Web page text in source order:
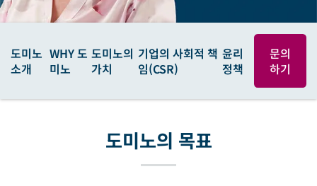
도미노
소개
WHY 도
미노
도미노의
가치
기업의 사회적 책
임(CSR)
윤리
정책
문의
하기
도미노의 목표